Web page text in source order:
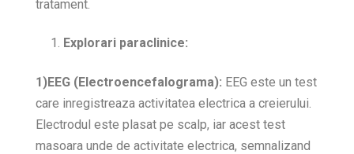
tratament.
Explorari paraclinice:
1)EEG (Electroencefalograma): EEG este un test
care inregistreaza activitatea electrica a creierului.
Electrodul este plasat pe scalp, iar acest test
masoara unde de activitate electrica, semnalizand